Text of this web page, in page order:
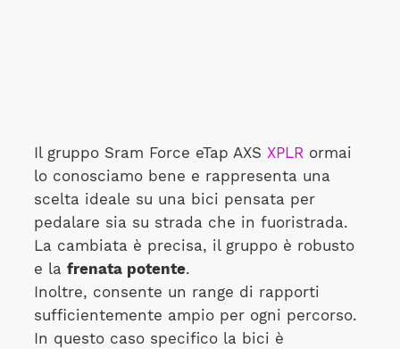
Il gruppo Sram Force eTap AXS XPLRormai
lo conosciamo bene e rappresenta una
scelta ideale su una bici pensata per
pedalare sia su strada che in fuoristrada.
La cambiata è precisa, il gruppo è robusto
e la frenata potente.
Inoltre, consente un range di rapporti
sufficientemente ampio per ogni percorso.
In questo caso specifico la bici è